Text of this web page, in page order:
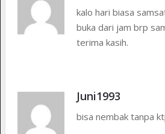
kalo hari biasa
buka dari jam brp
terima kasih.
Juni1993
bisa nembak tanpa